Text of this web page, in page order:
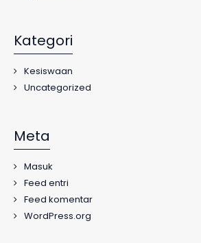
Kategori
Kesiswaan
Uncategorized
Meta
Masuk
Feed entri
Feed komentar
WordPress.org